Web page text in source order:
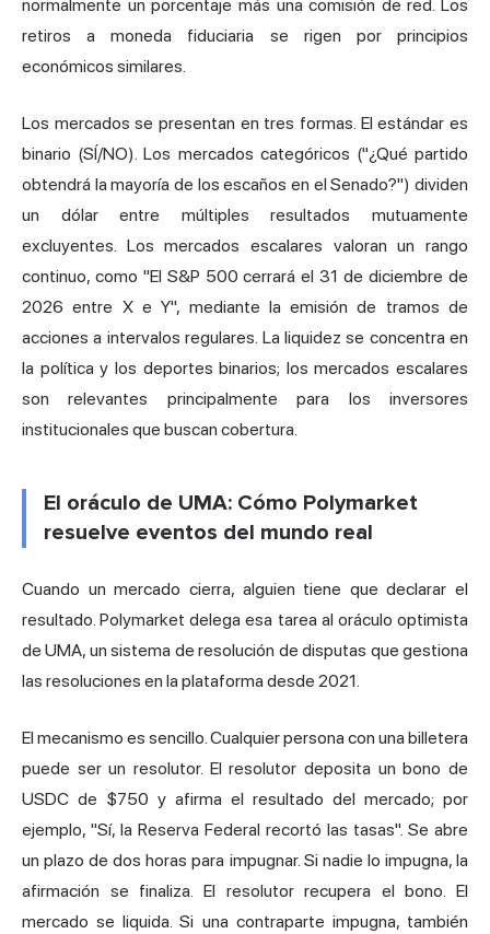
normalmente un porcentaje más una comisión de red. Los
retiros a moneda fiduciaria se rigen por principios
económicos similares.
Los mercados se presentan en tres formas. El estándar es
binario (SÍ/NO). Los mercados categóricos ("¿Qué partido
obtendrá la mayoría de los escaños en el Senado?") dividen
un dólar entre múltiples resultados mutuamente
excluyentes. Los mercados escalares valoran un rango
continuo, como "El S&P 500 cerrará el 31 de diciembre de
2026 entre X e Y", mediante la emisión de tramos de
acciones a intervalos regulares. La liquidez se concentra en
la política y los deportes binarios; los mercados escalares
son relevantes principalmente para los inversores
institucionales que buscan cobertura.
El oráculo de UMA: Cómo Polymarket
resuelve eventos del mundo real
Cuando un mercado cierra, alguien tiene que declarar el
resultado. Polymarket delega esa tarea al oráculo optimista
de UMA, un sistema de resolución de disputas que gestiona
las resoluciones en la plataforma desde 2021.
El mecanismo es sencillo. Cualquier persona con una billetera
puede ser un resolutor. El resolutor deposita un bono de
USDC de $750 y afirma el resultado del mercado; por
ejemplo, "Sí, la Reserva Federal recortó las tasas". Se abre
un plazo de dos horas para impugnar. Si nadie lo impugna, la
afirmación se finaliza. El resolutor recupera el bono. El
mercado se liquida. Si una contraparte impugna, también